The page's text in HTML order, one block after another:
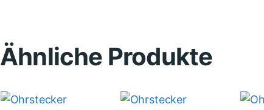
Ähnliche Produkte